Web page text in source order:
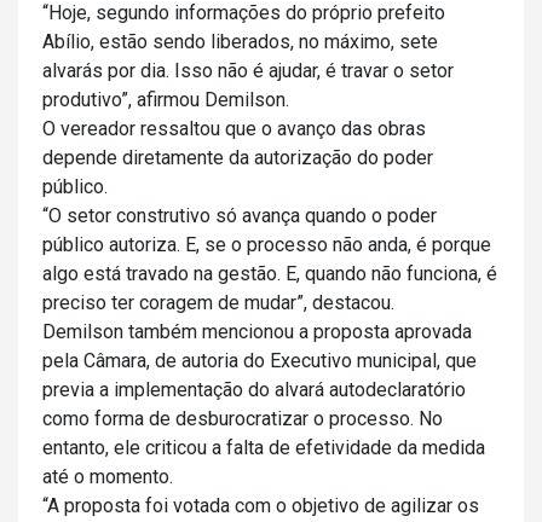
“Hoje, segundo informações do próprio prefeito
Abílio, estão sendo liberados, no máximo, sete
alvarás por dia. Isso não é ajudar, é travar o setor
produtivo”, afirmou Demilson.
O vereador ressaltou que o avanço das obras
depende diretamente da autorização do poder
público.
“O setor construtivo só avança quando o poder
público autoriza. E, se o processo não anda, é porque
algo está travado na gestão. E, quando não funciona, é
preciso ter coragem de mudar”, destacou.
Demilson também mencionou a proposta aprovada
pela Câmara, de autoria do Executivo municipal, que
previa a implementação do alvará autodeclaratório
como forma de desburocratizar o processo. No
entanto, ele criticou a falta de efetividade da medida
até o momento.
“A proposta foi votada com o objetivo de agilizar os